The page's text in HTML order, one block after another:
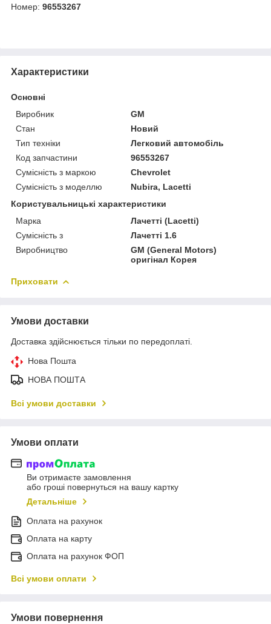
Номер: 96553267
Характеристики
Основні
Виробник
GM
Стан
Новий
Тип техніки
Легковий автомобіль
Код запчастини
96553267
Сумісність з маркою
Chevrolet
Сумісність з моделлю
Nubira, Lacetti
Користувальницькі характеристики
Марка
Лачетті (Lacetti)
Сумісність з
Лачетті 1.6
Виробництво
GM (General Motors)
оригінал Корея
Приховати
Умови доставки
Доставка здійснюється тільки по передоплаті.
Нова Пошта
НОВА ПОШТА
Всі умови доставки
Умови оплати
Ви отримаєте замовлення
або гроші повернуться на вашу картку
Детальніше
Оплата на рахунок
Оплата на карту
Оплата на рахунок ФОП
Всі умови оплати
Умови повернення